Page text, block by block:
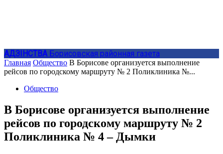
АДЗIНСТВА Борисовская районная газета
Главная Общество В Борисове организуется выполнение
рейсов по городскому маршруту № 2 Поликлиника №...
Общество
В Борисове организуется выполнение
рейсов по городскому маршруту № 2
Поликлиника № 4 – Дымки